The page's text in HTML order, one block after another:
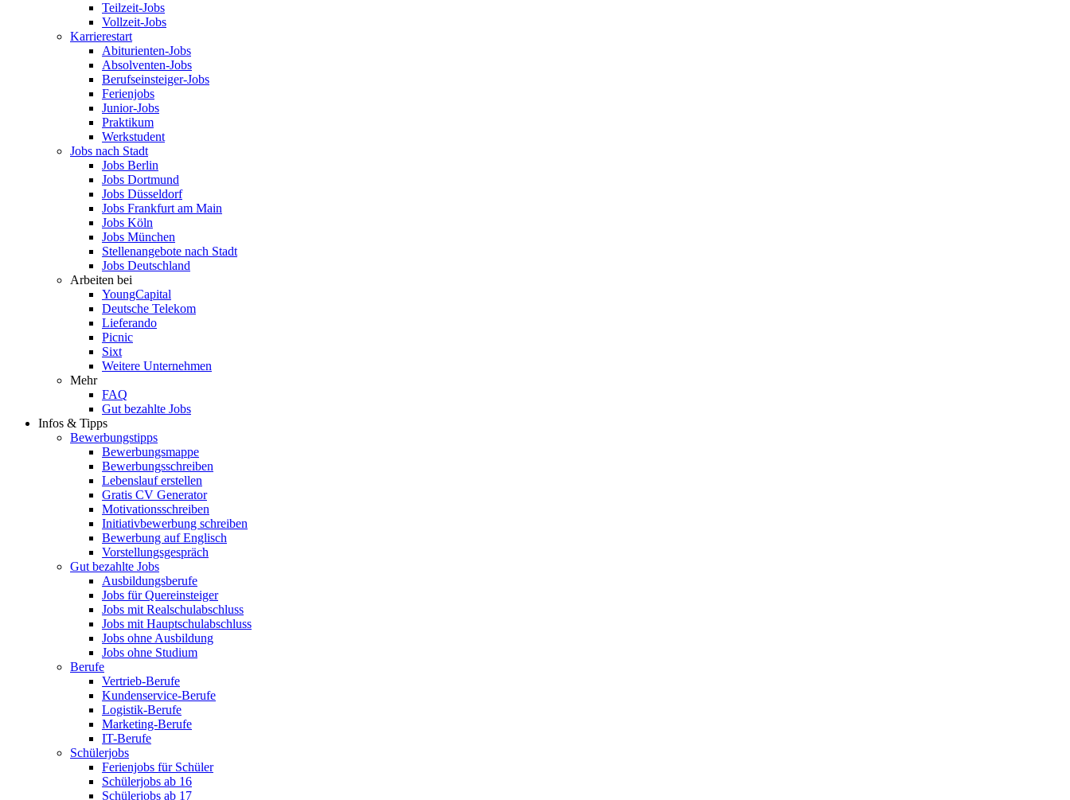
Teilzeit-Jobs
Vollzeit-Jobs
Karrierestart
Abiturienten-Jobs
Absolventen-Jobs
Berufseinsteiger-Jobs
Ferienjobs
Junior-Jobs
Praktikum
Werkstudent
Jobs nach Stadt
Jobs Berlin
Jobs Dortmund
Jobs Düsseldorf
Jobs Frankfurt am Main
Jobs Köln
Jobs München
Stellenangebote nach Stadt
Jobs Deutschland
Arbeiten bei
YoungCapital
Deutsche Telekom
Lieferando
Picnic
Sixt
Weitere Unternehmen
Mehr
FAQ
Gut bezahlte Jobs
Infos & Tipps
Bewerbungstipps
Bewerbungsmappe
Bewerbungsschreiben
Lebenslauf erstellen
Gratis CV Generator
Motivationsschreiben
Initiativbewerbung schreiben
Bewerbung auf Englisch
Vorstellungsgespräch
Gut bezahlte Jobs
Ausbildungsberufe
Jobs für Quereinsteiger
Jobs mit Realschulabschluss
Jobs mit Hauptschulabschluss
Jobs ohne Ausbildung
Jobs ohne Studium
Berufe
Vertrieb-Berufe
Kundenservice-Berufe
Logistik-Berufe
Marketing-Berufe
IT-Berufe
Schülerjobs
Ferienjobs für Schüler
Schülerjobs ab 16
Schülerjobs ab 17